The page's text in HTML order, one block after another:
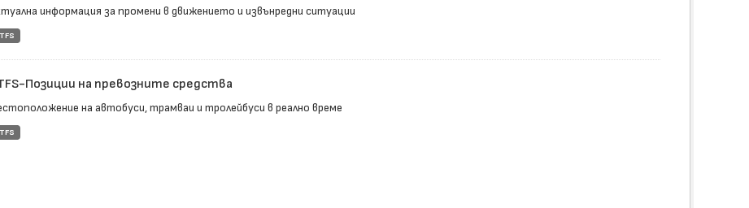
информация за промени в движението и извънредни ситуации
Позиции на превозните средства
на автобуси, трамваи и тролейбуси в реално време